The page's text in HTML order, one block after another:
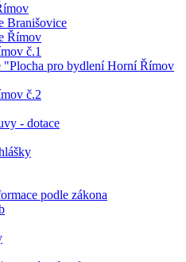
Branišovice
Římov
č.1
"Plocha pro bydlení Horní Římov
č.2
- dotace
podle zákona